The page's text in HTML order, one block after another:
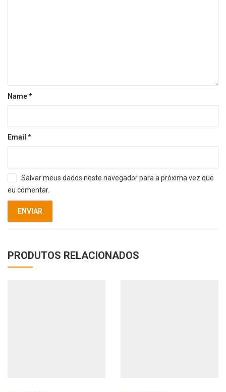
Name*
Email *
Salvar meus dados neste navegador para a próxima vez que
eu comentar.
PRODUTOS RELACIONADOS